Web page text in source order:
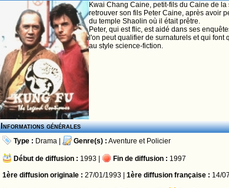
Kwai Chang Caine, petit-fils du Caine de la
retrouver son fils Peter Caine, après avoir
du temple Shaolin où il était prêtre.
Peter, qui est flic, est aidé dans ses
l'on peut qualifier de surnaturels et qui
au style science-fiction.
Informations générales
Type : Drama Genre(s) : Aventure et Policier
Début de diffusion : 1993 | Fin de diffusion : 1997
1ère diffusion originale : 27/01/1993 | 1ère diffusion française : 14/